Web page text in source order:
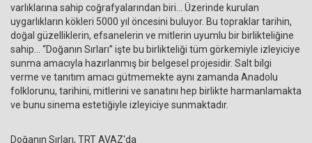
varlıklarına sahip coğrafyalarından biri… Üzerinde kurulan
uygarlıkların kökleri 5000 yıl öncesini buluyor. Bu topraklar tarihin,
doğal güzelliklerin, efsanelerin ve mitlerin uyumlu bir birlikteliğine
sahip… “Doğanın Sırları” işte bu birlikteliği tüm görkemiyle izleyiciye
sunma amacıyla hazırlanmış bir belgesel projesidir. Salt bilgi
verme ve tanıtım amacı gütmemekte aynı zamanda Anadolu
folklorunu, tarihini, mitlerini ve sanatını hep birlikte harmanlamakta
ve bunu sinema estetiğiyle izleyiciye sunmaktadır.
Doğanın Sırları, TRT AVAZ'da